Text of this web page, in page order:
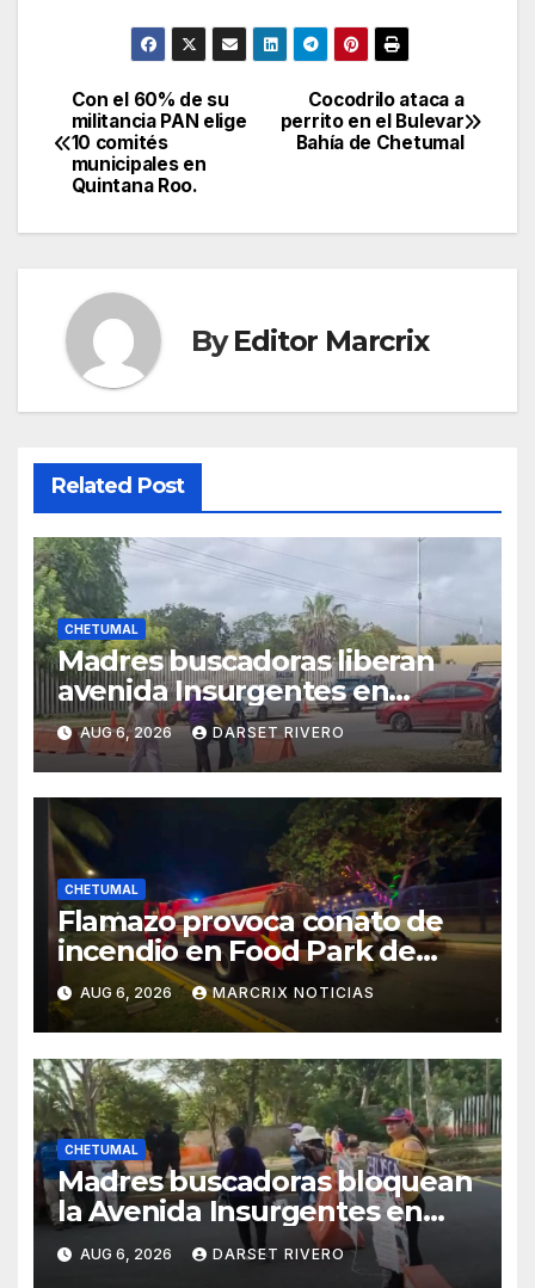
Post
navigation
Cocodrilo ataca a
perrito en el Bulevar
Bahía de Chetumal
Con el 60% de su
militancia PAN elige
10 comités
municipales en
Quintana Roo.
ByEditor Marcrix
Related Post
CHETUMAL
Madres buscadoras liberan
avenida Insurgentes en
Chetumal tras acordar
reunión con el fiscal de
Quintana Roo
AUG 6, 2026 DARSET RIVERO
CHETUMAL
Flamazo provoca conato de
incendio en Food Park de
Chetumal
AUG 6, 2026 MARCRIX NOTICIAS
CHETUMAL
Madres buscadoras bloquean
la Avenida Insurgentes en
Chetumal
AUG 6, 2026 DARSET RIVERO